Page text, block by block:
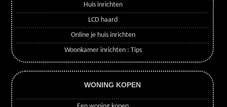
Huis inrichten
LCD haard
Online je huis inrichten
Woonkamer inrichten : Tips
WONING KOPEN